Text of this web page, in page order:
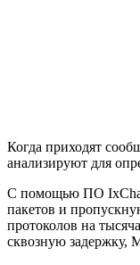
Когда приходят
анализируют для
С помощью ПО
пакетов и
протоколов на
сквозную задержку,